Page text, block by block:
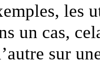
les
un cas,
sur